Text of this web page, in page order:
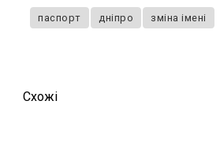
паспорт дніпро зміна імені
Схожi